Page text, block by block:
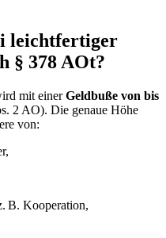
leichtfertiger
§ 378 AOt?
mit einerGeldbuße von bis
2 AO). Die genaue Höhe
von:
B. Kooperation,